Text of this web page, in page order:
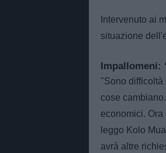
Intervenuto ai
situazione
Impallomeni:
"Sono difficoltà
cose
economici.
leggo Kolo
avrà altre